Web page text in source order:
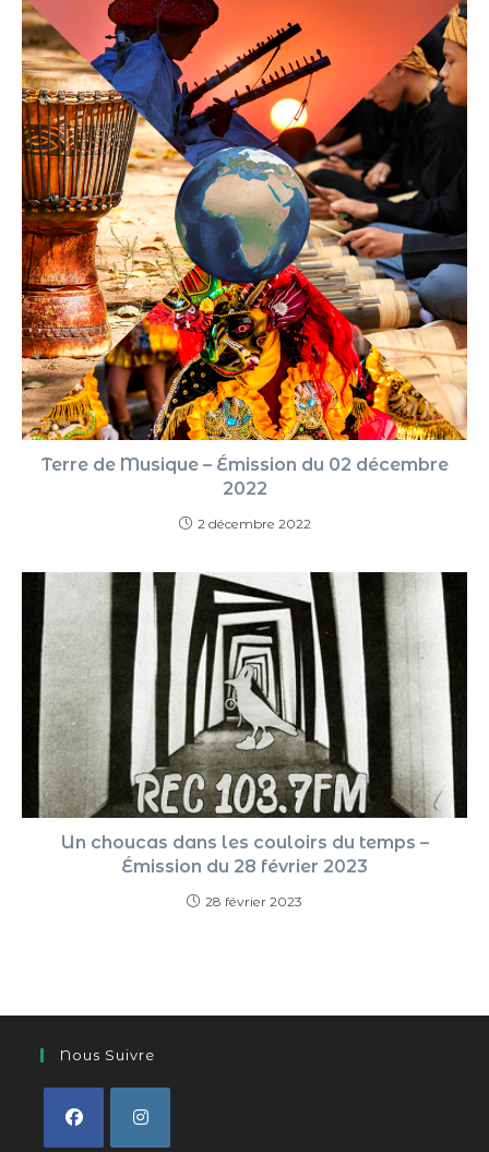
Terre de Musique – Émission du 02 décembre
2022
2 décembre 2022
Un choucas dans les couloirs du temps –
Émission du 28 février 2023
28 février 2023
Nous Suivre